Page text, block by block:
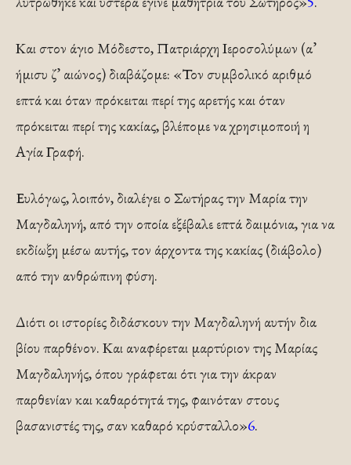
Και στον άγιο Μόδεστο, Πατριάρχη Ιεροσολύ­μων (α’
ήμισυ ζ’ αιώνος) διαβάζομε: «Τον συμβολικό αριθμό
επτά και όταν πρόκειται περί της αρετής και όταν
πρόκειται περί της κακίας, βλέπομε να χρησιμοποιή η
Αγία Γραφή.
Ευλόγως, λοιπόν, διαλέγει ο Σω­τήρας την Μαρία την
Μαγδαληνή, από την οποία εξέβαλε επτά δαιμόνια, για να
εκδίωξη μέσω αυτής, τον άρχοντα της κακίας (διάβολο)
από την ανθρώπινη φύση.
Διότι οι ιστορίες διδάσκουν την Μαγδαληνή αυτήν δια
βίου παρθένον. Και αναφέρεται μαρτύριον της Μαρίας
Μαγδαληνής, όπου γράφεται ότι για την άκραν
παρθενίαν και καθαρότητά της, φαινόταν στους
βασανιστές της, σαν καθαρό κρύσταλλο»6.